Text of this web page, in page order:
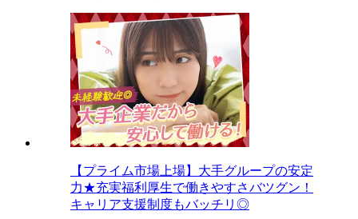
【プライム市場上場】大手グループの安定
力★充実福利厚生で働きやすさバツグン！
キャリア支援制度もバッチリ◎